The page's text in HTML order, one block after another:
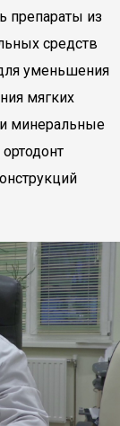
препараты из
средств
уменьшения
мягких
минеральные